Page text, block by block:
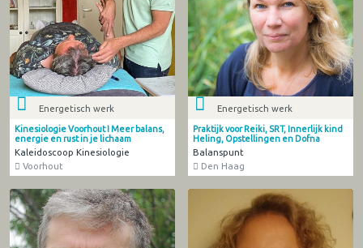
Energetisch werk
Kinesiologie Voorhout I Meer balans,
energie en rust in je lichaam
Kaleidoscoop Kinesiologie
Voorhout
Energetisch werk
Praktijk voor Reiki, SRT, Innerlijk kind
Heling, Opstellingen en Dofna
Balanspunt
Den Haag